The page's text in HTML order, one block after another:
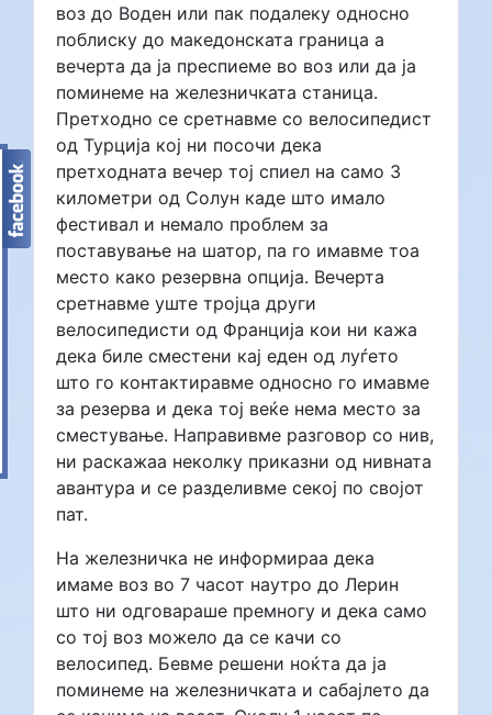
воз до Воден или пак подалеку односно
поблиску до македонската граница а
вечерта да ја преспиеме во воз или да ја
поминеме на железничката станица.
Претходно се сретнавме со велосипедист
од Турција кој ни посочи дека
претходната вечер тој спиел на само 3
километри од Солун каде што имало
фестивал и немало проблем за
поставување на шатор, па го имавме тоа
место како резервна опција. Вечерта
сретнавме уште тројца други
велосипедисти од Франција кои ни кажа
дека биле сместени кај еден од луѓето
што го контактиравме односно го имавме
за резерва и дека тој веќе нема место за
сместување. Направивме разговор со нив,
ни раскажаа неколку приказни од нивната
авантура и се разделивме секој по својот
пат.
На железничка не информираа дека
имаме воз во 7 часот наутро до Лерин
што ни одговараше премногу и дека само
со тој воз можело да се качи со
велосипед. Бевме решени ноќта да ја
поминеме на железничката и сабајлето да